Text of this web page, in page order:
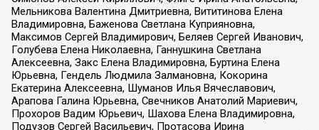
Мельникова Валентина Дмитриевна, Вититинова Елена
Владимировна, Баженова Светлана Куприяновна,
Максимов Сергей Владимирович, Беляев Сергей Иванович,
Голубева Елена Николаевна, Ганнушкина Светлана
Алексеевна, Закс Елена Владимировна, Буртина Елена
Юрьевна, Гендель Людмила Залмановна, Кокорина
Екатерина Алексеевна, Шуманов Илья Вячеславович,
Арапова Галина Юрьевна, Свечников Анатолий Мариевич,
Прохоров Вадим Юрьевич, Шахова Елена Владимировна,
Подузов Сергей Васильевич, Протасова Ирина